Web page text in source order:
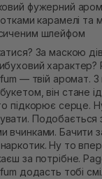
вул. 16-го
вул. Кулика і
фужерний
карамелі та
шлейфом
За маскою
характер?
— твій аромат. З
він стане
підкорює серце.
Подобається
вчинками. Бачити
Ну то
за потрібне.
додасть тобі